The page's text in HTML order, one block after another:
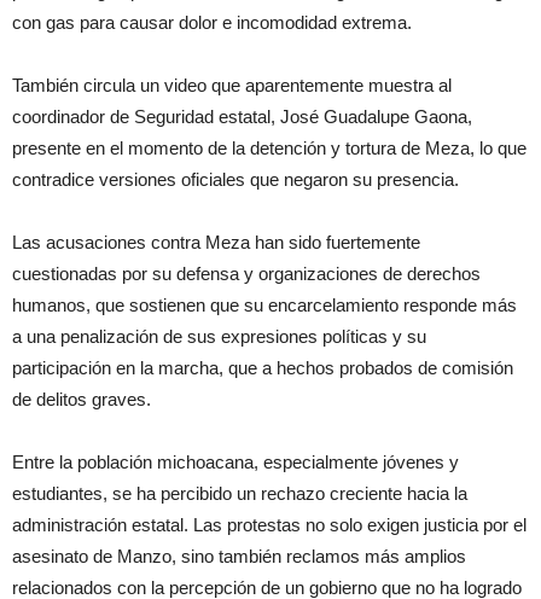
con gas para causar dolor e incomodidad extrema.
También circula un video que aparentemente muestra al
coordinador de Seguridad estatal, José Guadalupe Gaona,
presente en el momento de la detención y tortura de Meza, lo que
contradice versiones oficiales que negaron su presencia.
Las acusaciones contra Meza han sido fuertemente
cuestionadas por su defensa y organizaciones de derechos
humanos, que sostienen que su encarcelamiento responde más
a una penalización de sus expresiones políticas y su
participación en la marcha, que a hechos probados de comisión
de delitos graves.
Entre la población michoacana, especialmente jóvenes y
estudiantes, se ha percibido un rechazo creciente hacia la
administración estatal. Las protestas no solo exigen justicia por el
asesinato de Manzo, sino también reclamos más amplios
relacionados con la percepción de un gobierno que no ha logrado